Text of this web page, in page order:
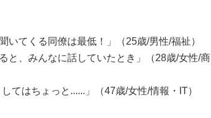
いてくる同僚は最低！」（25歳/男性/福祉）
と、みんなに話していたとき」（28歳/女性/商
てはちょっと......」（47歳/女性/情報・IT）